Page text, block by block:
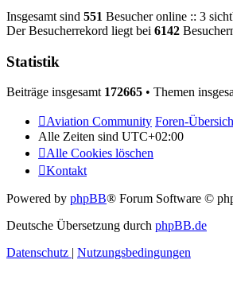
Insgesamt sind 551 Besucher online :: 3
Der Besucherrekord liegt bei 6142
Statistik
Beiträge insgesamt 172665 • Themen
Aviation Community Foren-
Alle Zeiten sind UTC+02:00
Alle Cookies löschen
Kontakt
Powered by phpBB® Forum Software ©
Deutsche Übersetzung durch phpBB.de
Datenschutz | Nutzungsbedingungen